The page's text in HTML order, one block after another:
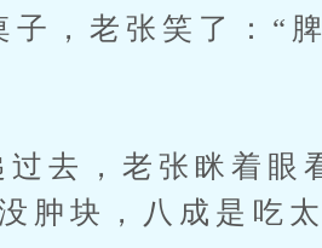
，老张笑了：“
，老张眯着眼
肿块，八成是吃